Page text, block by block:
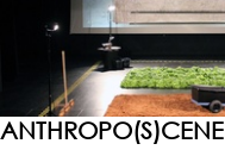
ANTHROPO(S)CENE